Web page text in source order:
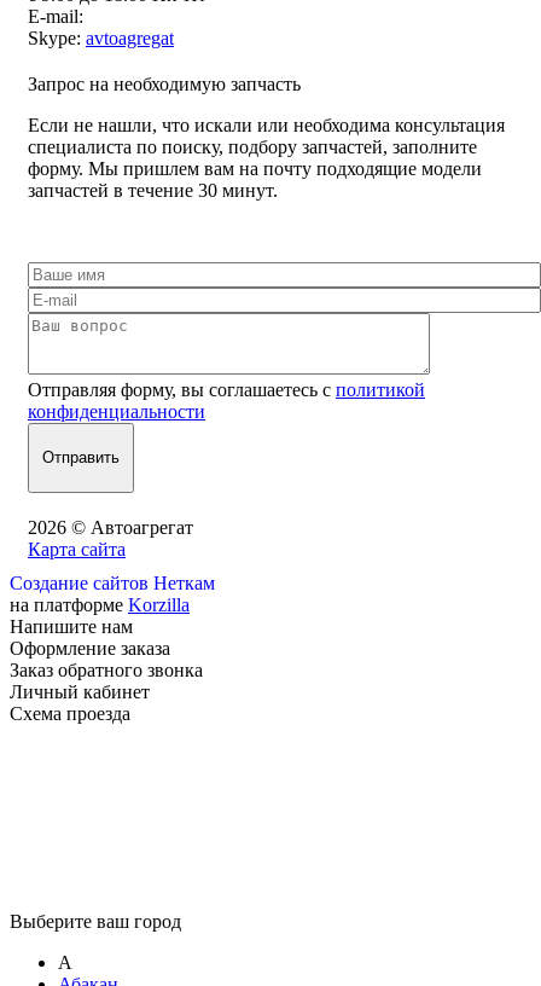
E-mail:
Skype: avtoagregat
Запрос на необходимую запчасть
Если не нашли, что искали или необходима консультация
специалиста по поиску, подбору запчастей, заполните
форму. Мы пришлем вам на почту подходящие модели
запчастей в течение 30 минут.
Отправляя форму, вы соглашаетесь с политикой
конфиденциальности
2026 © Автоагрегат
Карта сайта
Создание сайтов Неткам
на платформе Korzilla
Напишите нам
Оформление заказа
Заказ обратного звонка
Личный кабинет
Схема проезда
Выберите ваш город
А